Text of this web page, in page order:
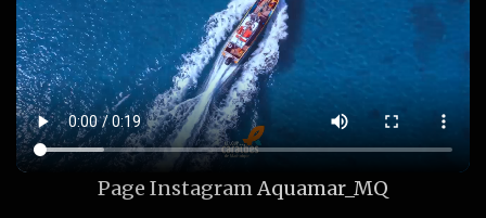
Page Instagram Aquamar_MQ